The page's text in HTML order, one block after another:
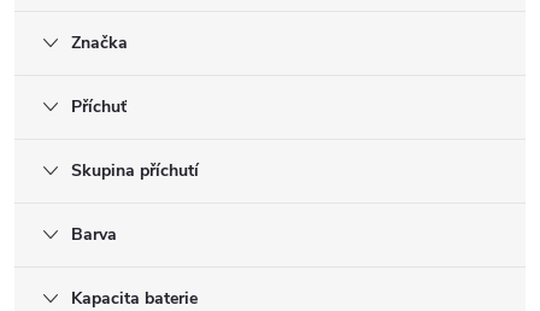
Značka
Příchuť
Skupina příchutí
Barva
Kapacita baterie